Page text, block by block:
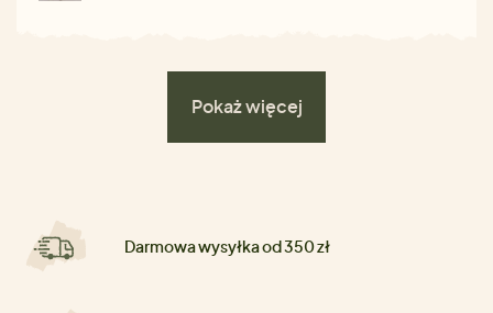
Pokaż więcej
Darmowa wysyłka od 350 zł